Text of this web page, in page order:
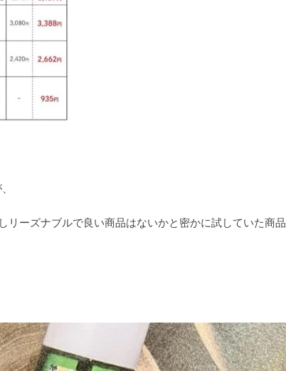
リーズナブルで良い商品はないかと密かに試していた商品